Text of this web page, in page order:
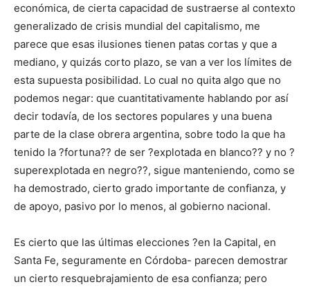
económica, de cierta capacidad de sustraerse al contexto
generalizado de crisis mundial del capitalismo, me
parece que esas ilusiones tienen patas cortas y que a
mediano, y quizás corto plazo, se van a ver los límites de
esta supuesta posibilidad. Lo cual no quita algo que no
podemos negar: que cuantitativamente hablando por así
decir todavía, de los sectores populares y una buena
parte de la clase obrera argentina, sobre todo la que ha
tenido la ?fortuna?? de ser ?explotada en blanco?? y no ?
superexplotada en negro??, sigue manteniendo, como se
ha demostrado, cierto grado importante de confianza, y
de apoyo, pasivo por lo menos, al gobierno nacional.
Es cierto que las últimas elecciones ?en la Capital, en
Santa Fe, seguramente en Córdoba- parecen demostrar
un cierto resquebrajamiento de esa confianza; pero